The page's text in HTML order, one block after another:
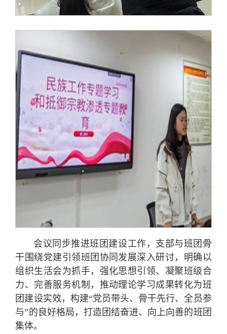
会议同步推进班团建设工作，支部与班团骨
干围绕党建引领班团协同发展深入研讨，明确以
组织生活会为抓手，强化思想引领、凝聚班级合
力、完善服务机制，推动理论学习成果转化为班
团建设实效，构建“党员带头、骨干先行、全员参
与”的良好格局，打造团结奋进、向上向善的班团
集体。